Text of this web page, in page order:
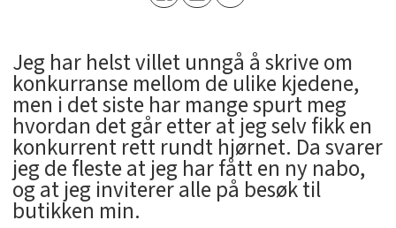
Jeg har helst villet unngå å skrive om
konkurranse mellom de ulike kjedene,
men i det siste har mange spurt meg
hvordan det går etter at jeg selv fikk en
konkurrent rett rundt hjørnet. Da svarer
jeg de fleste at jeg har fått en ny nabo,
og at jeg inviterer alle på besøk til
butikken min.